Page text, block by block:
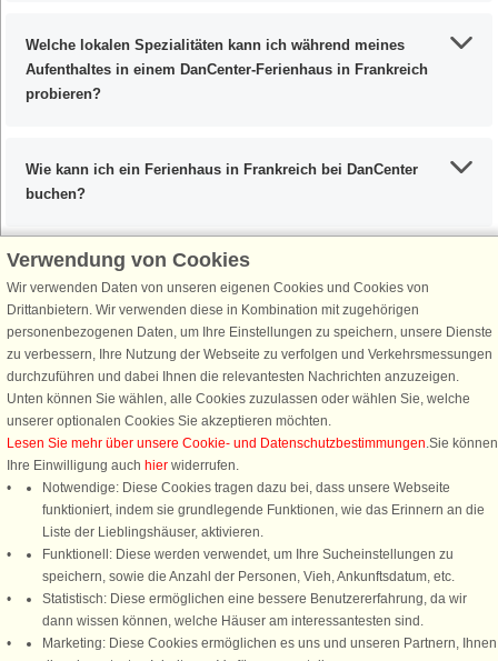
Welche lokalen Spezialitäten kann ich während meines
Aufenthaltes in einem DanCenter-Ferienhaus in Frankreich
probieren?
Wie kann ich ein Ferienhaus in Frankreich bei DanCenter
buchen?
Schließen Sie sich 100.000 Ferienhaus-Fans an
Erhalten Sie einen Willkommensgutschein von 25 €für Ihren nächsten
Ferienhausurlaub - melden Sie sich einfach für den DanCenter Newsletter
an. Verpassen Sie nie wieder exklusive Angebote, Gewinnspiele und
Urlaubstipps!
Newsletter abonnieren
Folgen Sie uns:
Verwendung von Cookies
Wir verwenden Daten von unseren eigenen Cookies und Cookies von
Drittanbietern. Wir verwenden diese in Kombination mit zugehörigen
personenbezogenen Daten, um Ihre Einstellungen zu speichern, unsere Dienste
zu verbessern, Ihre Nutzung der Webseite zu verfolgen und Verkehrsmessungen
durchzuführen und dabei Ihnen die relevantesten Nachrichten anzuzeigen.
Unten können Sie wählen, alle Cookies zuzulassen oder wählen Sie, welche
unserer optionalen Cookies Sie akzeptieren möchten.
Lesen Sie mehr über unsere Cookie- und Datenschutzbestimmungen.Sie können
Ihre Einwilligung auch hier widerrufen.
Notwendige: Diese Cookies tragen dazu bei, dass unsere Webseite
funktioniert, indem sie grundlegende Funktionen, wie das Erinnern an die
Liste der Lieblingshäuser, aktivieren.
Funktionell: Diese werden verwendet, um Ihre Sucheinstellungen zu
speichern, sowie die Anzahl der Personen, Vieh, Ankunftsdatum, etc.
Statistisch: Diese ermöglichen eine bessere Benutzererfahrung, da wir
dann wissen können, welche Häuser am interessantesten sind.
Marketing: Diese Cookies ermöglichen es uns und unseren Partnern, Ihnen